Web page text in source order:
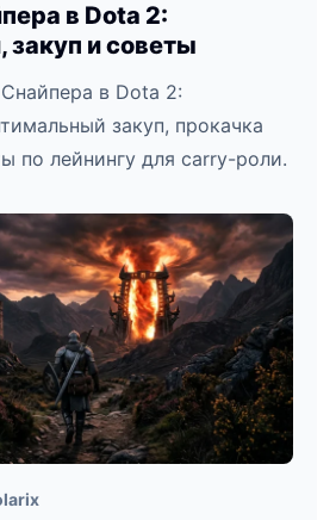
в Dota 2:
закуп и советы
в Dota 2:
закуп, прокачка
по лейнингу для carry-роли.